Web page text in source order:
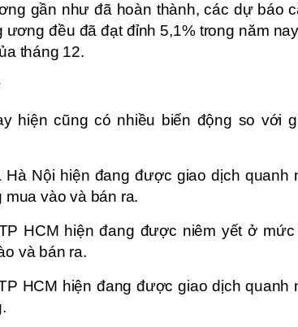
gần như đã hoàn thành, các dự báo
đều đã đạt đỉnh 5,1% trong năm
tháng 12.
hiện cũng có nhiều biến động so với
Hà Nội hiện đang được giao dịch quanh
vào và bán ra.
HCM hiện đang được niêm yết ở mức
và bán ra.
HCM hiện đang được giao dịch quanh